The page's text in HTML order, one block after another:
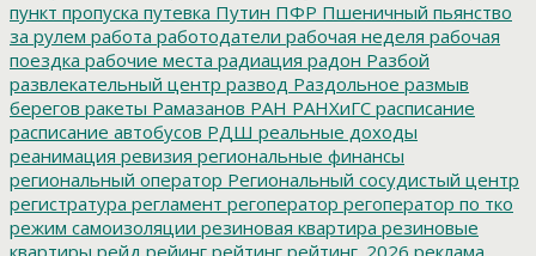
пункт пропуска путевка Путин ПФР Пшеничный пьянство
за рулем работа работодатели рабочая неделя рабочая
поездка рабочие места радиация радон Разбой
развлекательный центр развод Раздольное размыв
берегов ракеты Рамазанов РАН РАНХиГС расписание
расписание автобусов РДШ реальные доходы
реанимация ревизия региональные финансы
региональный оператор Региональный сосудистый центр
регистратура регламент регоператор регоператор по тко
режим самоизоляции резиновая квартира резиновые
квартиры рейд рейинг рейтинг рейтинг_2026 реклама